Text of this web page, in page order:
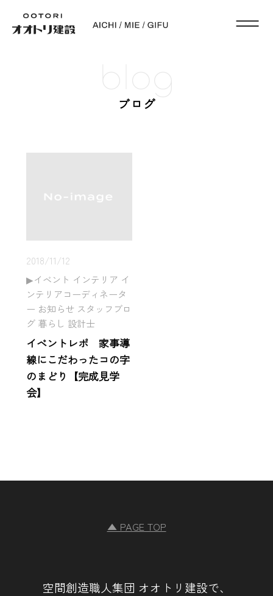
blog
ブログ
2018/11/12
イベント インテリア イ
ンテリアコーディネータ
ー お知らせ スタッフブロ
グ 暮らし 設計士
イベントレポ 家事導
線にこだわったコの字
のまどり【完成見学
会】
▲ PAGE TOP
空間創造職人集団 オオトリ建設で、